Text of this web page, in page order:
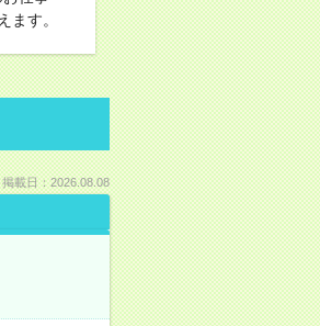
ます。
掲載日：2026.08.08